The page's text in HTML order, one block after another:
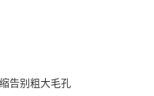
告别粗大毛孔